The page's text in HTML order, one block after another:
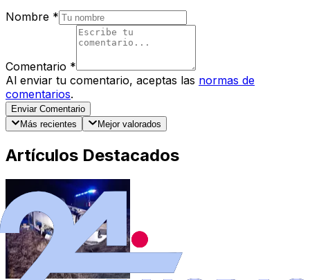
Nombre *
Comentario *
Al enviar tu comentario, aceptas las normas de
comentarios.
Enviar Comentario
Más recientes
Mejor valorados
Artículos Destacados